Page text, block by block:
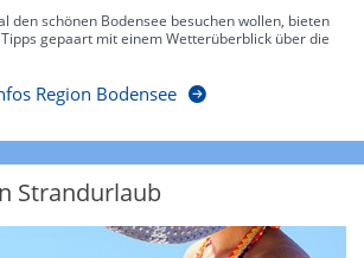
den schönen Bodensee besuchen wollen, bieten
gepaart mit einem Wetterüberblick über die
Region Bodensee
Strandurlaub